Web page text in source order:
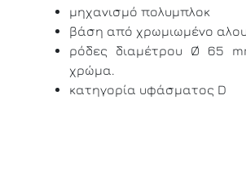
μηχανισμό πολυμπλοκ
βάση από χρωμιωμένο
ρόδες διαμέτρου Ø 65
χρώμα.
κατηγορία υφάσματος D